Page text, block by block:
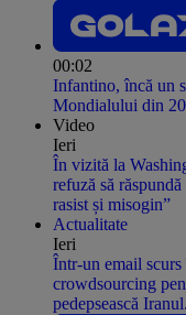
00:02
Infantino, încă un
Mondialului din
Video
Ieri
În vizită la
refuză să
rasist și misogin”
Actualitate
Ieri
Într-un email scurs
crowdsourcing
pedepsească